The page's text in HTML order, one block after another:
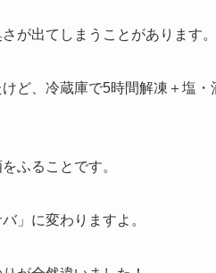
が出てしまうことがあります。
ど、冷蔵庫で5時間解凍＋塩
ふることです。
」に変わりますよ。